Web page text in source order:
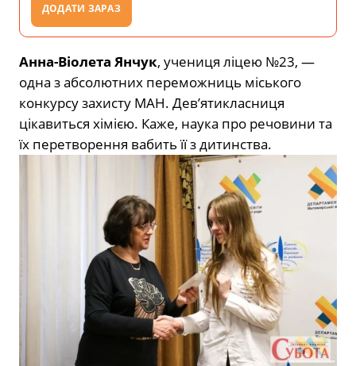
ДОДАТИ ЗАРАЗ
Анна-Віолета Янчук, учениця ліцею №23, —
одна з абсолютних переможниць міського
конкурсу захисту МАН. Дев’ятикласниця
цікавиться хімією. Каже, наука про речовини та
їх перетворення вабить її з дитинства.